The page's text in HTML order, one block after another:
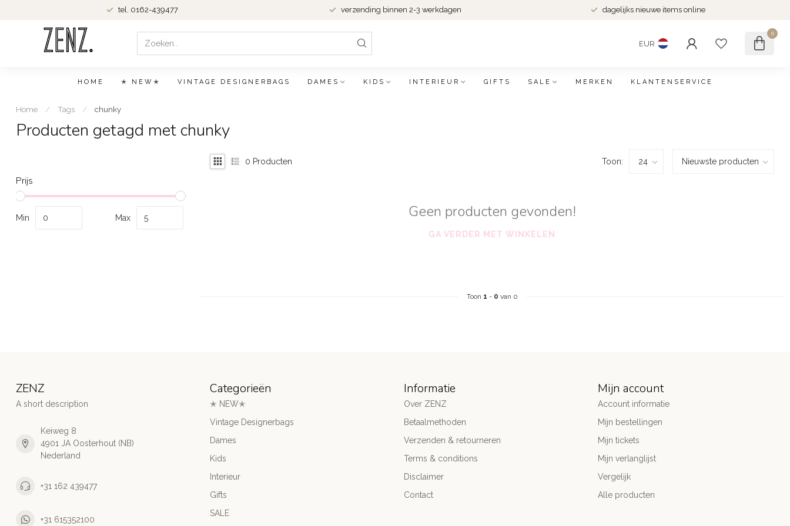
tel. 0162-439477 verzending binnen 2-3 werkdagen dagelijks nieuwe items online
EUR
0
HOME ✭ NEW✭ VINTAGE DESIGNERBAGS DAMES KIDS INTERIEUR GIFTS SALE MERKEN KLANTENSERVICE
Home / Tags / chunky
Producten getagd met chunky
Prijs
Min Max
0 Producten Toon:
Geen producten gevonden!
GA VERDER MET WINKELEN
Toon 1 - 0 van 0
ZENZ
A short description
Keiweg 8
4901 JA Oosterhout (NB)
Nederland
+31 162 439477
+31 615352100
Categorieën
✭ NEW✭
Vintage Designerbags
Dames
Kids
Interieur
Gifts
SALE
Informatie
Over ZENZ
Betaalmethoden
Verzenden & retourneren
Terms & conditions
Disclaimer
Contact
Mijn account
Account informatie
Mijn bestellingen
Mijn tickets
Mijn verlanglijst
Vergelijk
Alle producten